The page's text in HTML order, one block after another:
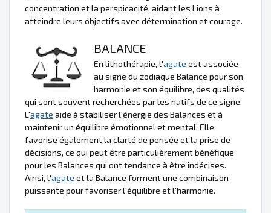
concentration et la perspicacité, aidant les Lions à
atteindre leurs objectifs avec détermination et courage.
BALANCE
En lithothérapie, l'agate est associée
au signe du zodiaque Balance pour son
harmonie et son équilibre, des qualités
qui sont souvent recherchées par les natifs de ce signe.
L'agate aide à stabiliser l'énergie des Balances et à
maintenir un équilibre émotionnel et mental. Elle
favorise également la clarté de pensée et la prise de
décisions, ce qui peut être particulièrement bénéfique
pour les Balances qui ont tendance à être indécises.
Ainsi, l'agate et la Balance forment une combinaison
puissante pour favoriser l'équilibre et l'harmonie.